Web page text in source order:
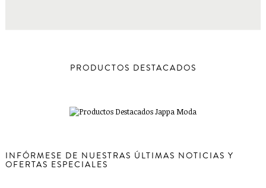
PRODUCTOS DESTACADOS
INFÓRMESE DE NUESTRAS ÚLTIMAS NOTICIAS Y
OFERTAS ESPECIALES